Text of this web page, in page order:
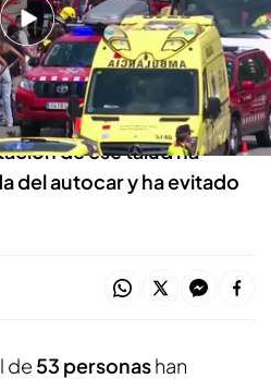
heridas graves es el
que se dirigía al
de ese talud ha
del autocar y ha evitado
de 53 personashan